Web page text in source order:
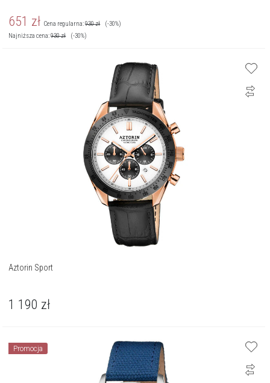
651 zł Cena regularna:930zł
(-30%)
Najniższa cena:930zł (-30%)
Aztorin Sport
1 190 zł
Promocja